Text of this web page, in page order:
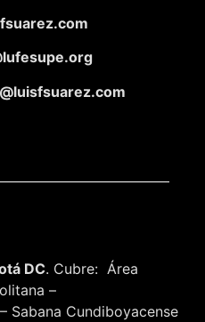
DC. Cubre: Área
–
Sabana Cundiboyacense